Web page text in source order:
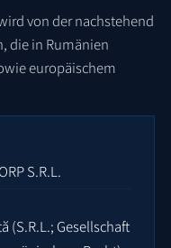
von der nachstehend
die in Rumänien
europäischem
S.R.L.
(S.R.L.; Gesellschaft